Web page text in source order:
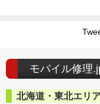
モバイル修
北海道・東北エリ